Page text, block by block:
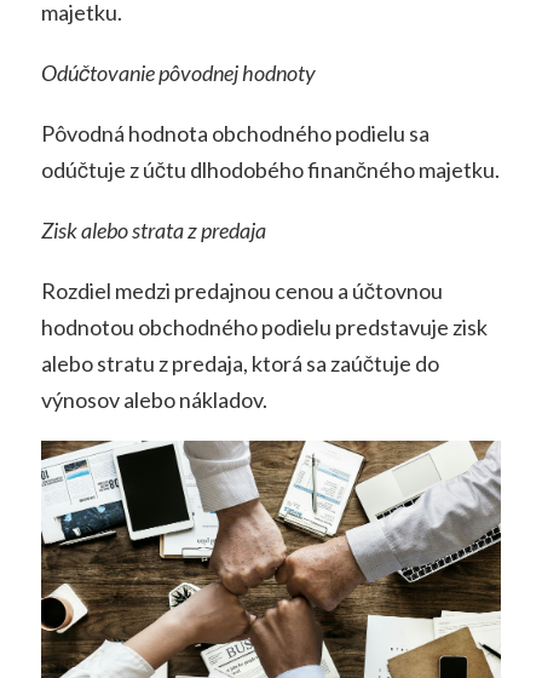
majetku.
Odúčtovanie pôvodnej hodnoty
Pôvodná hodnota obchodného podielu sa
odúčtuje z účtu dlhodobého finančného majetku.
Zisk alebo strata z predaja
Rozdiel medzi predajnou cenou a účtovnou
hodnotou obchodného podielu predstavuje zisk
alebo stratu z predaja, ktorá sa zaúčtuje do
výnosov alebo nákladov.